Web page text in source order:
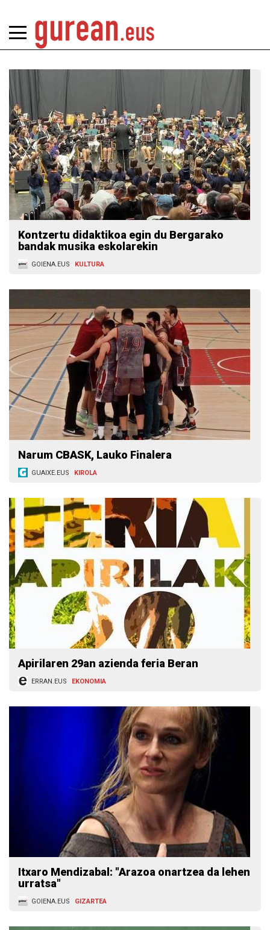
Kontzertu didaktikoa egin du Bergarako
bandak musika eskolarekin
GOIENA.EUS KULTURA
Narum CBASK, Lauko Finalera
GUAIXE.EUS KIROLA
Apirilaren 29an azienda feria Beran
ERRAN.EUS EKONOMIA
Itxaro Mendizabal: "Arazoa onartzea da lehen
urratsa"
GOIENA.EUS GIZARTEA